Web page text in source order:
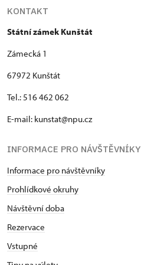
KONTAKT
Státní zámek Kunštát
Zámecká 1
67972 Kunštát
Tel.: 516 462 062
E-mail: kunstat@npu.cz
INFORMACE PRO NÁVŠTĚVNÍKY
Informace pro návštěvníky
Prohlídkové okruhy
Návštěvní doba
Rezervace
Vstupné